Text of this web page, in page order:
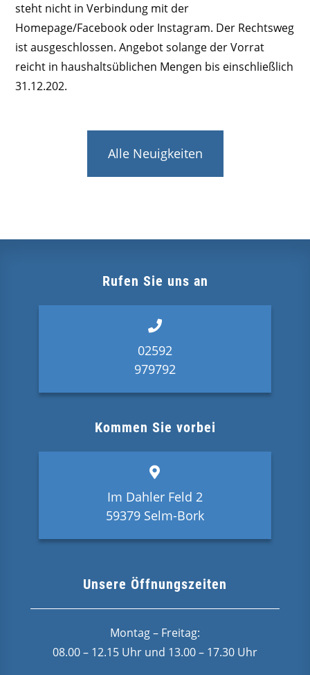
steht nicht in Verbindung mit der
Homepage/Facebook oder Instagram. Der Rechtsweg
ist ausgeschlossen. Angebot solange der Vorrat
reicht in haushaltsüblichen Mengen bis einschließlich
31.12.202.
Alle Neuigkeiten
Rufen Sie uns an
02592
979792
Kommen Sie vorbei
Im Dahler Feld 2
59379 Selm-Bork
Unsere Öffnungszeiten
Montag – Freitag:
08.00 – 12.15 Uhr und 13.00 – 17.30 Uhr